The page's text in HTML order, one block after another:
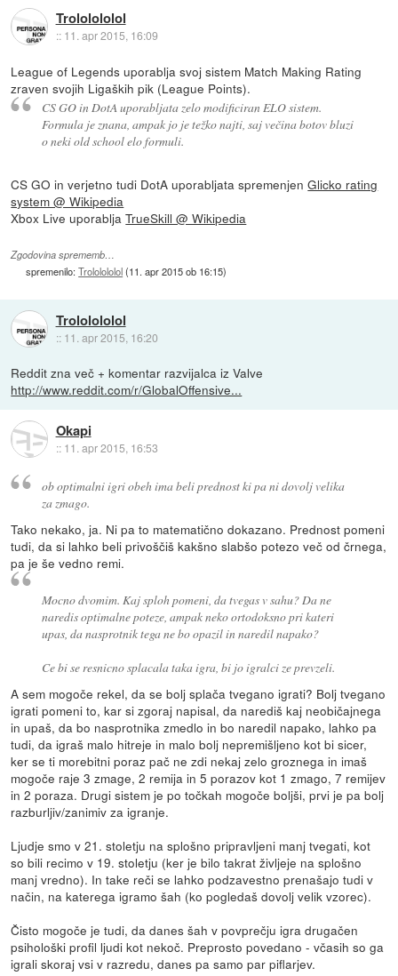
Trololololol
:: 11. apr 2015, 16:09
League of Legends uporablja svoj sistem Match Making Rating
zraven svojih Ligaških pik (League Points).
CS GO in DotA uporabljata zelo modificiran ELO sistem.
Formula je znana, ampak jo je težko najti, saj večina botov bluzi
o neki old school elo formuli.
CS GO in verjetno tudi DotA uporabljata spremenjenGlicko rating
system @ Wikipedia
Xbox Live uporabljaTrueSkill @ Wikipedia
Zgodovina sprememb…
spremenilo:Trololololol(11. apr 2015 ob 16:15)
Trololololol
:: 11. apr 2015, 16:20
Reddit zna več + komentar razvijalca iz Valve
http://www.reddit.com/r/GlobalOffensive...
Okapi
:: 11. apr 2015, 16:53
ob optimalni igri obeh ima beli prednost ki pa ni dovolj velika
za zmago.
Tako nekako, ja. Ni pa to matematično dokazano. Prednost pomeni
tudi, da si lahko beli privoščiš kakšno slabšo potezo več od črnega,
pa je še vedno remi.
Mocno dvomim. Kaj sploh pomeni, da tvegas v sahu? Da ne
naredis optimalne poteze, ampak neko ortodoksno pri kateri
upas, da nasprotnik tega ne bo opazil in naredil napako?
Ce bi se resnicno splacala taka igra, bi jo igralci ze prevzeli.
A sem mogoče rekel, da se bolj splača tvegano igrati? Bolj tvegano
igrati pomeni to, kar si zgoraj napisal, da narediš kaj neobičajnega
in upaš, da bo nasprotnika zmedlo in bo naredil napako, lahko pa
tudi, da igraš malo hitreje in malo bolj nepremišljeno kot bi sicer,
ker se ti morebitni poraz pač ne zdi nekaj zelo groznega in imaš
mogoče raje 3 zmage, 2 remija in 5 porazov kot 1 zmago, 7 remijev
in 2 poraza. Drugi sistem je po točkah mogoče boljši, prvi je pa bolj
razburljiv/zanimiv za igranje.
Ljudje smo v 21. stoletju na splošno pripravljeni manj tvegati, kot
so bili recimo v 19. stoletju (ker je bilo takrat življeje na splošno
manj vredno). In take reči se lahko podzavestno prenašajo tudi v
način, na katerega igramo šah (ko pogledaš dovolj velik vzorec).
Čisto mogoče je tudi, da danes šah v povprečju igra drugačen
psihološki profil ljudi kot nekoč. Preprosto povedano - včasih so ga
igrali skoraj vsi v razredu, danes pa samo par piflarjev.